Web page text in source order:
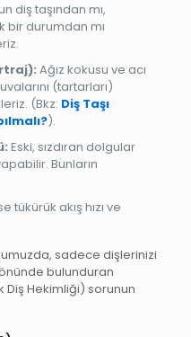
diş taşından mı,
bir durumdan mı
Ağız kokusu ve acı
(tartarları)
(Bkz: Diş Taşı
).
Eski, sızdıran dolgular
Bunların
tükürük akış hızı ve
sadece dişlerinizi
önünde bulunduran
Diş Hekimliği) sorunun